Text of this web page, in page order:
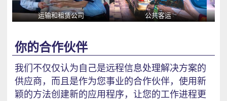
运输和租赁公司 公共客运
你的合作伙伴
我们不仅仅认为自己是远程信息处理解决方案的
供应商，而且是作为您事业的合作伙伴，使用新
颖的方法创建新的应用程序，让您的工作进程更